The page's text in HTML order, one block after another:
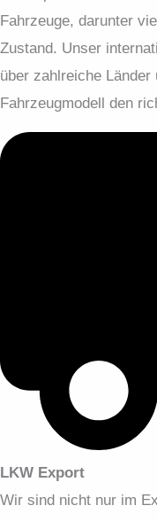
Fahrzeuge, darunter
Zustand. Unser
über zahlreiche
Fahrzeugmodell den
LKW Export
Wir sind nicht nur im